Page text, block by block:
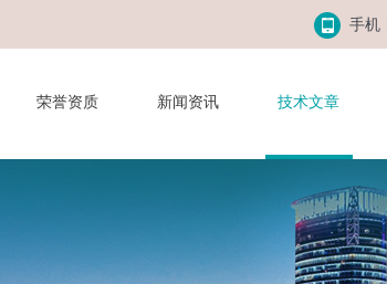
手机
荣誉资质 新闻资讯 技术文章